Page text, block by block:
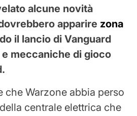
alcune novità
apparire zona
il lancio di Vanguard
meccaniche di gioco
che Warzone abbia perso
centrale elettrica che